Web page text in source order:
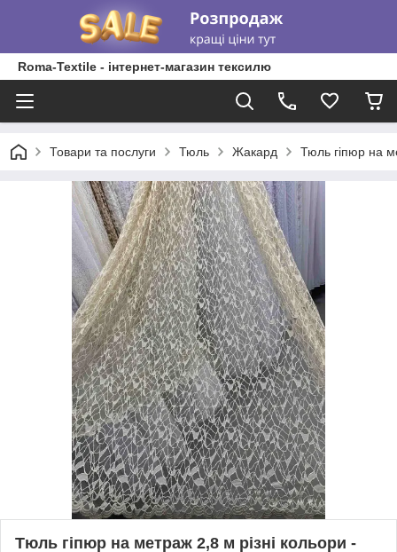
Roma-Textile - інтернет-магазин тексилю
Товари та послуги Тюль Жакард Тюль гіпюр на
Тюль гіпюр на метраж 2,8 м різні кольори -